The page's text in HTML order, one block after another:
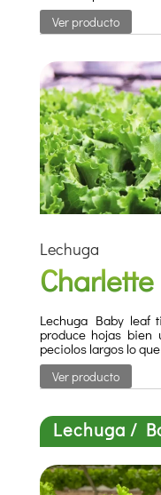
Ver producto
Lechuga
Charlette
Lechuga Baby leaf
produce hojas bien
peciolos largos lo
Ver producto
Lechuga /